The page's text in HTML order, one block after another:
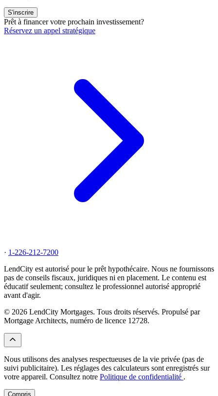
S'inscrire
Prêt à financer votre prochain investissement?
Réservez un appel stratégique
· 1-226-212-7200
LendCity est autorisé pour le prêt hypothécaire. Nous ne fournissons
pas de conseils fiscaux, juridiques ni en placement. Le contenu est
éducatif seulement; consultez le professionnel autorisé approprié
avant d'agir.
© 2026 LendCity Mortgages. Tous droits réservés. Propulsé par
Mortgage Architects, numéro de licence 12728.
Nous utilisons des analyses respectueuses de la vie privée (pas de
suivi publicitaire). Les réglages des calculateurs sont enregistrés sur
votre appareil. Consultez notre Politique de confidentialité .
Compris